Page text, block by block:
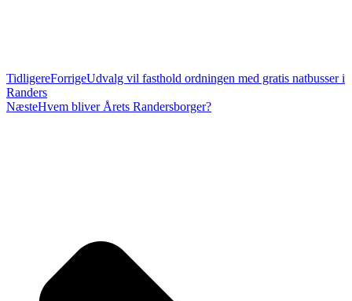
TidligereForrigeUdvalg vil fasthold ordningen med gratis natbusser i
Randers
NæsteHvem bliver Årets Randersborger?